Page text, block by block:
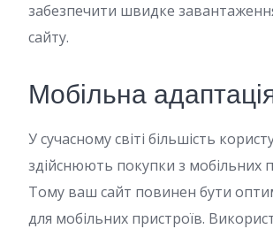
забезпечити швидке
сайту.
Мобільна
У сучасному світі більшість
здійснюють покупки з мобільних
Тому ваш сайт повинен бути
для мобільних пристроїв.